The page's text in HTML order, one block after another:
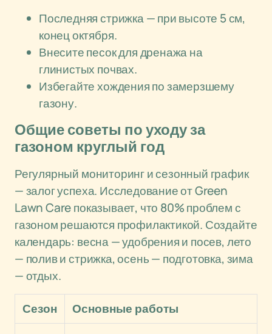
Последняя стрижка — при высоте 5 см,
конец октября.
Внесите песок для дренажа на
глинистых почвах.
Избегайте хождения по замерзшему
газону.
Общие советы по уходу за
газоном круглый год
Регулярный мониторинг и сезонный график
— залог успеха. Исследование от Green
Lawn Care показывает, что 80% проблем с
газоном решаются профилактикой. Создайте
календарь: весна — удобрения и посев, лето
— полив и стрижка, осень — подготовка, зима
— отдых.
Сезон Основные работы